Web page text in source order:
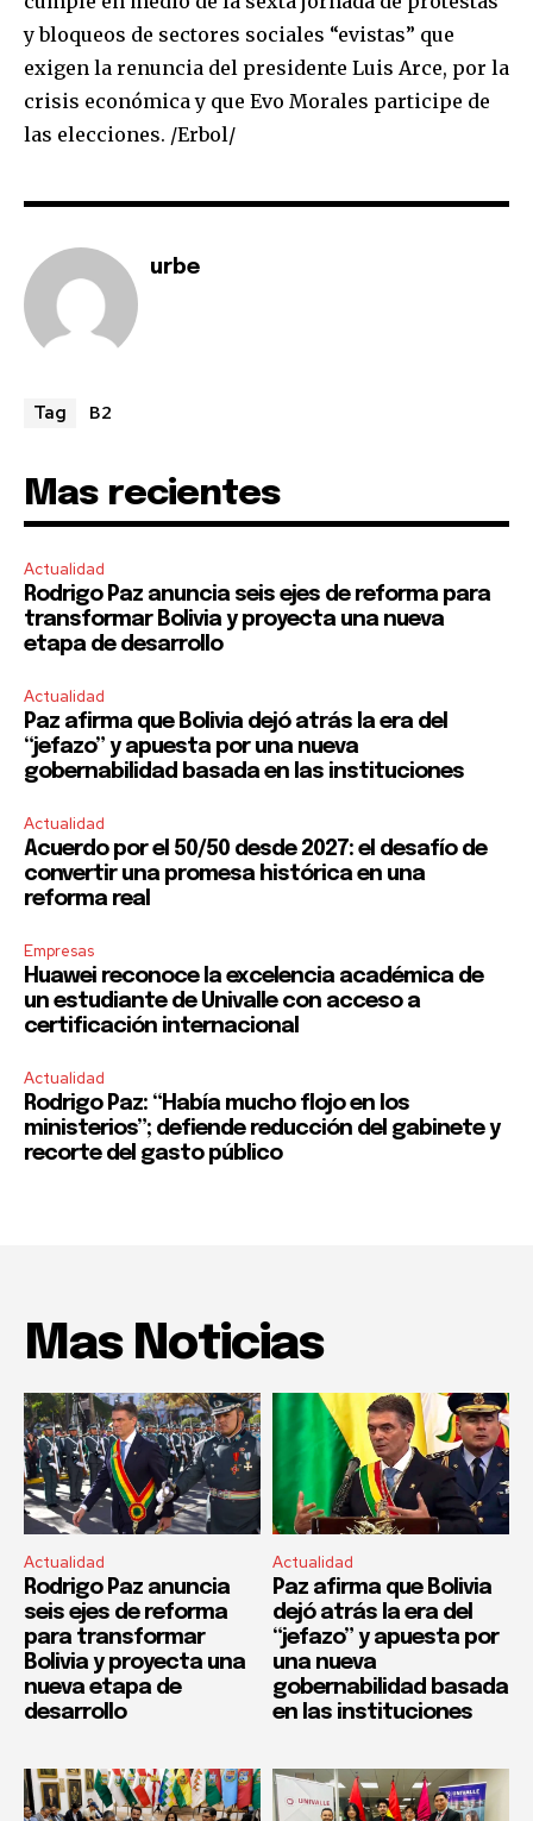
SUBSCRIBE
y bloqueos de sectores sociales “evistas” que
exigen la renuncia del presidente Luis Arce, por la
crisis económica y que Evo Morales participe de
las elecciones. /Erbol/
urbe
Tag B2
Mas recientes
Actualidad
Rodrigo Paz anuncia seis ejes de reforma para
transformar Bolivia y proyecta una nueva
etapa de desarrollo
Actualidad
Paz afirma que Bolivia dejó atrás la era del
“jefazo” y apuesta por una nueva
gobernabilidad basada en las instituciones
Actualidad
Acuerdo por el 50/50 desde 2027: el desafío de
convertir una promesa histórica en una
reforma real
Empresas
Huawei reconoce la excelencia académica de
un estudiante de Univalle con acceso a
certificación internacional
Actualidad
Rodrigo Paz: “Había mucho flojo en los
ministerios”; defiende reducción del gabinete y
recorte del gasto público
Mas Noticias
Actualidad
Rodrigo Paz anuncia
seis ejes de reforma
para transformar
Bolivia y proyecta una
nueva etapa de
desarrollo
Actualidad
Paz afirma que Bolivia
dejó atrás la era del
“jefazo” y apuesta por
una nueva
gobernabilidad basada
en las instituciones